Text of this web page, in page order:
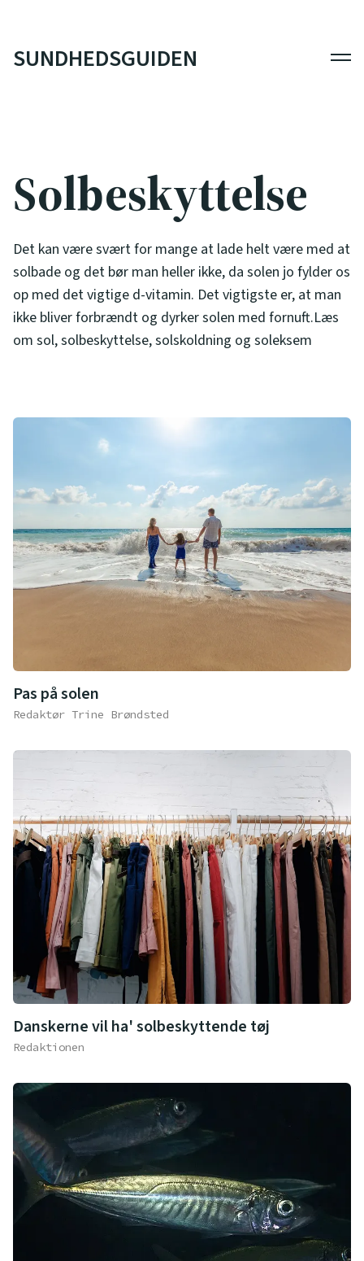
SUNDHEDSGUIDEN
Solbeskyttelse
Det kan være svært for mange at lade helt være med at
solbade og det bør man heller ikke, da solen jo fylder os
op med det vigtige d-vitamin. Det vigtigste er, at man
ikke bliver forbrændt og dyrker solen med fornuft.Læs
om sol, solbeskyttelse, solskoldning og soleksem
Pas på solen
Redaktør Trine Brøndsted
Danskerne vil ha' solbeskyttende tøj
Redaktionen